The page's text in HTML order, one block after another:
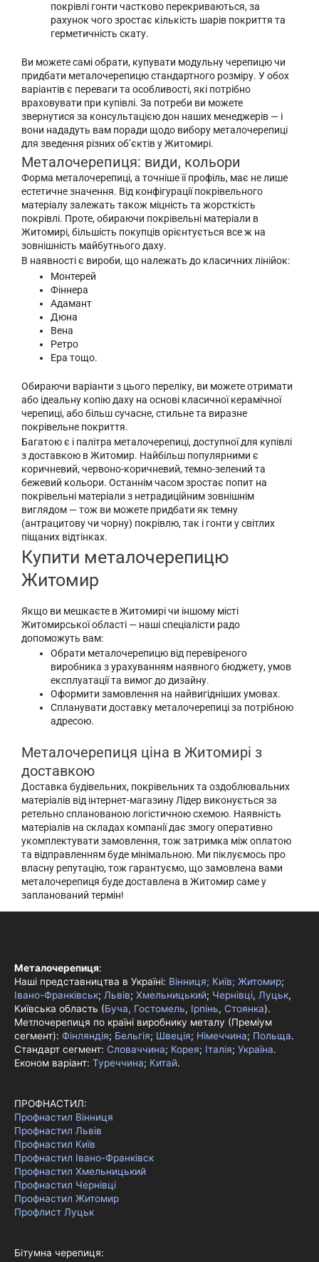
покрівлі гонти частково перекриваються, за
рахунок чого зростає кількість шарів покриття та
герметичність скату.
Ви можете самі обрати, купувати модульну черепицю чи
придбати металочерепицю стандартного розміру. У обох
варіантів є переваги та особливості, які потрібно
враховувати при купівлі. За потреби ви можете
звернутися за консультацією дон наших менеджерів — і
вони нададуть вам поради щодо вибору металочерепиці
для зведення різних об’єктів у Житомирі.
Металочерепиця: види, кольори
Форма металочерепиці, а точніше її профіль, має не лише
естетичне значення. Від конфігурації покрівельного
матеріалу залежать також міцність та жорсткість
покрівлі. Проте, обираючи покрівельні матеріали в
Житомирі, більшість покупців орієнтується все ж на
зовнішність майбутнього даху.
В наявності є вироби, що належать до класичних лінійок:
Монтерей
Фіннера
Адамант
Дюна
Вена
Ретро
Ера тощо.
Обираючи варіанти з цього переліку, ви можете отримати
або ідеальну копію даху на основі класичної керамічної
черепиці, або більш сучасне, стильне та виразне
покрівельне покриття.
Багатою є і палітра металочерепиці, доступної для купівлі
з доставкою в Житомир. Найбільш популярними є
коричневий, червоно-коричневий, темно-зелений та
бежевий кольори. Останнім часом зростає попит на
покрівельні матеріали з нетрадиційним зовнішнім
виглядом — тож ви можете придбати як темну
(антрацитову чи чорну) покрівлю, так і гонти у світлих
піщаних відтінках.
Купити металочерепицю
Житомир
Якщо ви мешкаєте в Житомирі чи іншому місті
Житомирської області — наші спеціалісти радо
допоможуть вам:
Обрати металочерепицю від перевіреного
виробника з урахуванням наявного бюджету, умов
експлуатації та вимог до дизайну.
Оформити замовлення на найвигідніших умовах.
Спланувати доставку металочерепиці за потрібною
адресою.
Металочерепиця ціна в Житомирі з
доставкою
Доставка будівельних, покрівельних та оздоблювальних
матеріалів від інтернет-магазину Лідер виконується за
ретельно спланованою логістичною схемою. Наявність
матеріалів на складах компанії дає змогу оперативно
укомплектувати замовлення, тож затримка між оплатою
та відправленням буде мінімальною. Ми піклуємось про
власну репутацію, тож гарантуємо, що замовлена вами
металочерепиця буде доставлена в Житомир саме у
запланований термін!
Металочерепиця:
Наші представництва в Україні: Вінниця; Київ; Житомир;
Івано-Франківськ; Львів; Хмельницький; Чернівці, Луцьк,
Київська область (Буча, Гостомель, Ірпінь, Стоянка).
Метлочерепиця по країні виробнику металу (Преміум
сегмент): Фінляндія; Бельгія; Швеція; Німеччина; Польща.
Стандарт сегмент: Словаччина; Корея; Італія; Україна.
Економ варіант: Туреччина; Китай.
ПРОФНАСТИЛ:
Профнастил Вінниця
Профнастил Львів
Профнастил Київ
Профнастил Івано-Франківск
Профнастил Хмельницький
Профнастил Чернівці
Профнастил Житомир
Профлист Луцьк
Бітумна черепиця: